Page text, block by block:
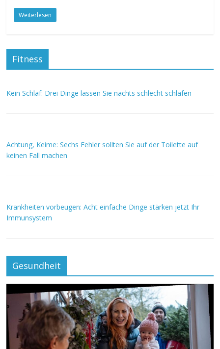
Weiterlesen
Fitness
Kein Schlaf: Drei Dinge lassen Sie nachts schlecht schlafen
Achtung, Keime: Sechs Fehler sollten Sie auf der Toilette auf
keinen Fall machen
Krankheiten vorbeugen: Acht einfache Dinge stärken jetzt Ihr
Immunsystem
Gesundheit